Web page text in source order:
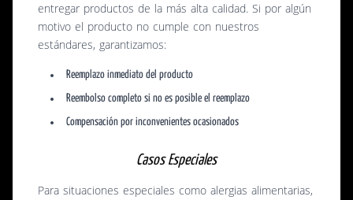
entregar productos de la más alta calidad. Si por algún
motivo el producto no cumple con nuestros
estándares, garantizamos:
Reemplazo inmediato del producto
Reembolso completo si no es posible el reemplazo
Compensación por inconvenientes ocasionados
Casos Especiales
Para situaciones especiales como alergias alimentarias,